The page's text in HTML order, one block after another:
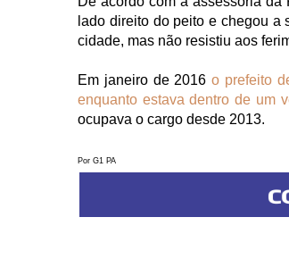
lado direito do peito e chegou a
cidade, mas não resistiu aos
Em janeiro de 2016o prefeito
enquanto estava dentro de um
ocupava o cargo desde 2013.
Por G1 PA